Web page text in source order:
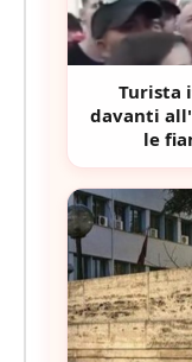
Turista
davanti
le